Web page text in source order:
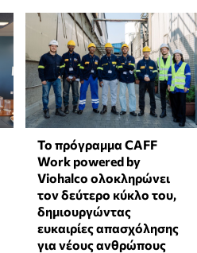
Το πρόγραμμα CAFF
Work powered by
Viohalco ολοκληρώνει
τον δεύτερο κύκλο του,
δημιουργώντας
ευκαιρίες απασχόλησης
για νέους ανθρώπους